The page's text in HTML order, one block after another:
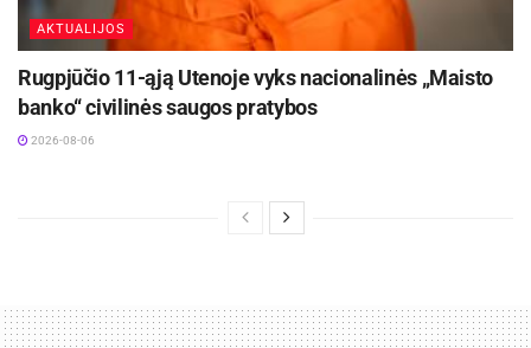
plačiai čia galima save realizuoti“, – prisipažįsta
kandidatas į šaulius.
visuotinės valstybės gynybos plane gali
daugiau pirmosios pagalbos žinių bei įgūdžių, o
AKTUALIJOS
Rugpjūčio 11-ąją Utenoje vyks nacionalinės „Maisto
banko“ civilinės saugos pratybos
2026-08-06